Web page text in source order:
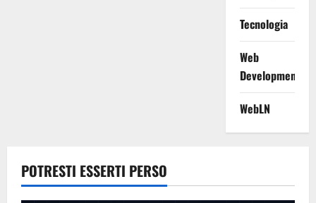
Tecnologia
Web
Development
WebLN
POTRESTI ESSERTI PERSO